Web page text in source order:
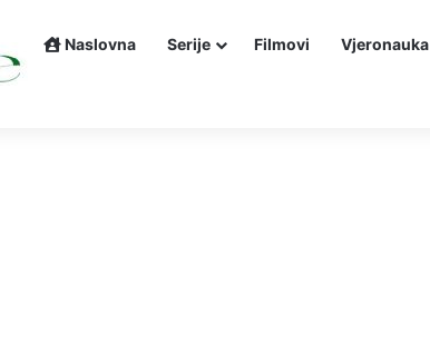
Naslovna Serije Filmovi Vjeronauka